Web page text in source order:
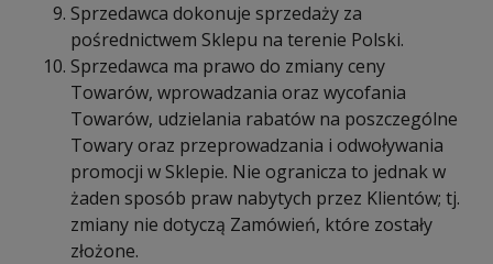
Sprzedawca dokonuje sprzedaży za
pośrednictwem Sklepu na terenie Polski.
Sprzedawca ma prawo do zmiany ceny
Towarów, wprowadzania oraz wycofania
Towarów, udzielania rabatów na poszczególne
Towary oraz przeprowadzania i odwoływania
promocji w Sklepie. Nie ogranicza to jednak w
żaden sposób praw nabytych przez Klientów; tj.
zmiany nie dotyczą Zamówień, które zostały
złożone.